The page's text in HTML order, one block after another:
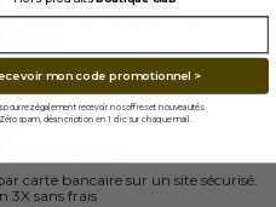
au 02 55 07 01 55 ou
carte bancaire sur un site sécurisé.
3X sans frais
mon code promotionnel >
pourrez également recevoir nos offres et nouveautés.
Zéro spam, désincription en 1 clic sur chaque mail.